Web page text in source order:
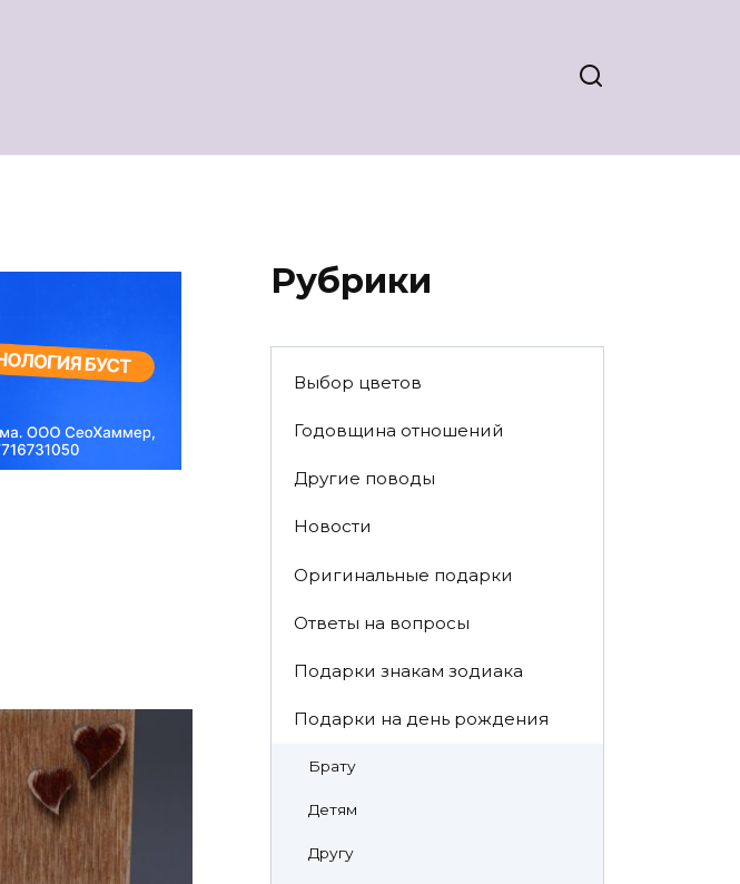
Рубрики
Выбор цветов
Годовщина отношений
Другие поводы
Новости
Оригинальные подарки
Ответы на вопросы
Подарки знакам зодиака
Подарки на день рождения
Брату
Детям
Другу